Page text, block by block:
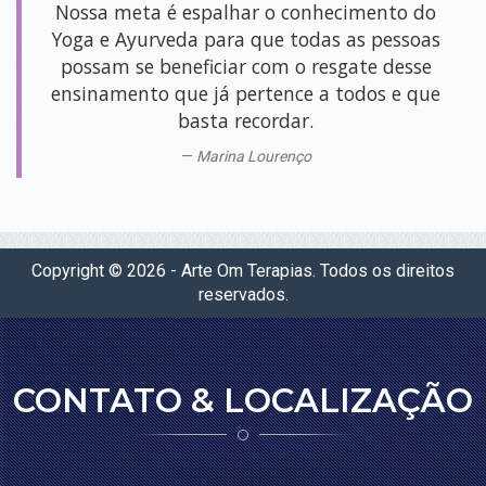
SALAS
PARA
LOCAÇÃO
SALA GANESHA (PISO SUPERIOR)
BLOG
LOJA
CONTATO
Nossa meta é espalhar o conhecimento do
Yoga e Ayurveda para que todas as pessoas
possam se beneficiar com o resgate desse
ensinamento que já pertence a todos e que
basta recordar.
Marina Lourenço
Copyright © 2026 - Arte Om Terapias. Todos os direitos
reservados.
CONTATO & LOCALIZAÇÃO